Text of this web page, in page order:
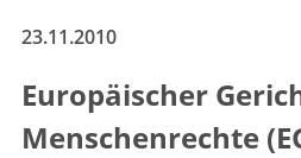
23.11.2010
Europäischer
Menschenrechte